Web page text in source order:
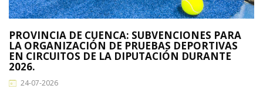
PROVINCIA DE CUENCA: SUBVENCIONES PARA
LA ORGANIZACIÓN DE PRUEBAS DEPORTIVAS
EN CIRCUITOS DE LA DIPUTACIÓN DURANTE
2026.
24-07-2026